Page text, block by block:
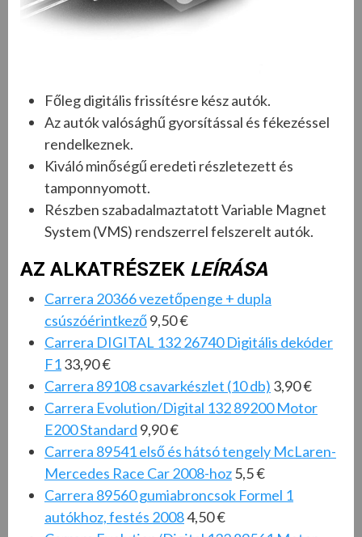
Főleg digitális frissítésre kész autók.
Az autók valósághű gyorsítással és fékezéssel
rendelkeznek.
Kiváló minőségű eredeti részletezett és
tamponnyomott.
Részben szabadalmaztatott Variable Magnet
System (VMS) rendszerrel felszerelt autók.
AZ ALKATRÉSZEK LEÍRÁSA
Carrera 20366 vezetőpenge + dupla
csúszóérintkező9,50 €
Carrera DIGITAL 132 26740 Digitális dekóder
F133,90 €
Carrera 89108 csavarkészlet (10 db) 3,90 €
Carrera Evolution/Digital 132 89200 Motor
E200 Standard 9,90 €
Carrera 89541 első és hátsó tengely McLaren-
Mercedes Race Car 2008-hoz5,5 €
Carrera 89560 gumiabroncsok Formel 1
autókhoz, festés 20084,50 €